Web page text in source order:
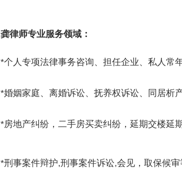
龚律师专业服务领域：
*个人专项法律事务咨询、担任企业、私人常
*婚姻家庭、离婚诉讼、抚养权诉讼、同居析
*房地产纠纷，二手房买卖纠纷，延期交楼延
*刑事案件辩护,刑事案件诉讼,会见，取保候